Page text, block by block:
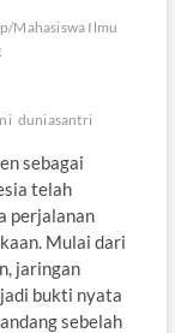
Mahasiswa Ilmu
duniasantri
sebagai
telah
perjalanan
Mulai dari
jaringan
bukti nyata
sebelah